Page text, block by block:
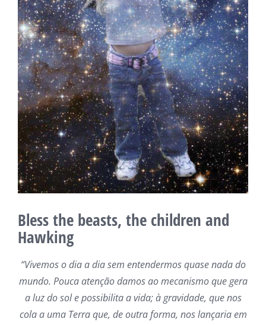
Bless the beasts, the children and
Hawking
“Vivemos o dia a dia sem entendermos quase nada do
mundo. Pouca atenção damos ao mecanismo que gera
a luz do sol e possibilita a vida; à gravidade, que nos
cola a uma Terra que, de outra forma, nos lançaria em